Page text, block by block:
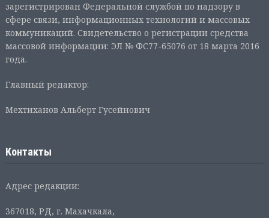
зарегистрирован Федеральной службой по надзору в
сфере связи, информационных технологий и массовых
коммуникаций. Свидетельство о регистрации средства
массовой информации: ЭЛ № ФС77-65076 от 18 марта 2016
года.
Главный редактор:
Мехтиханов Альберт Гусейнович
Контакты
Адрес редакции:
367018, РД, г. Махачкала,